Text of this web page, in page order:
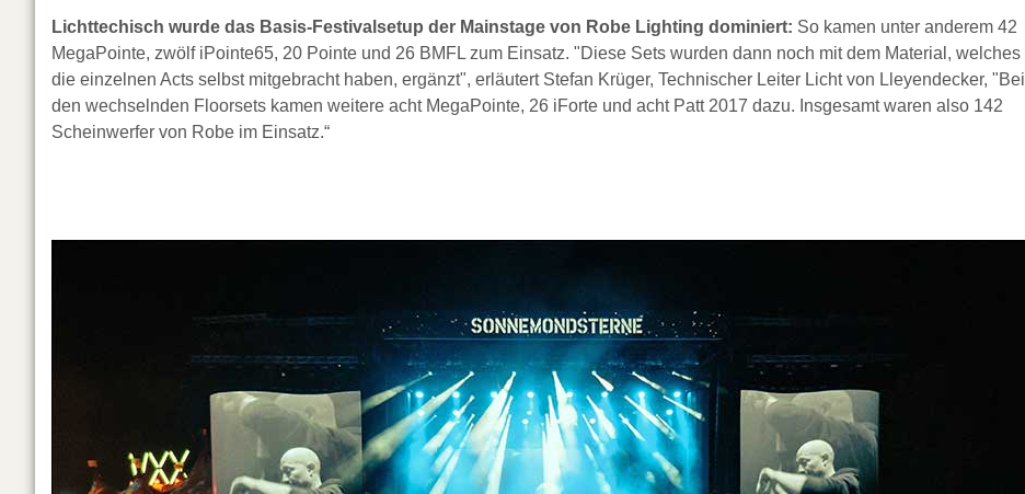
Lichttechisch wurde das Basis-Festivalsetup der Mainstage von Robe Lighting dominiert: So kamen unter anderem 42
MegaPointe, zwölf iPointe65, 20 Pointe und 26 BMFL zum Einsatz. "Diese Sets wurden dann noch mit dem Material, welches
die einzelnen Acts selbst mitgebracht haben, ergänzt", erläutert Stefan Krüger, Technischer Leiter Licht von Lleyendecker, "Bei
den wechselnden Floorsets kamen weitere acht MegaPointe, 26 iForte und acht Patt 2017 dazu. Insgesamt waren also 142
Scheinwerfer von Robe im Einsatz.“